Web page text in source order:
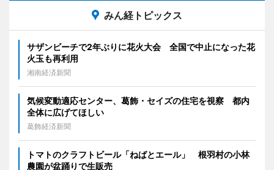
みん経トピックス
サザンビーチで2年ぶりに花火大会 全国で中止になった花
火玉も再利用
湘南経済新聞
気候変動適応センター、葛飾・セイズの住宅を視察 都内
全体に広げてほしい
葛飾経済新聞
トマトのクラフトビール「ねばとエール」 根羽村の小林
農園が盆踊りで生販売